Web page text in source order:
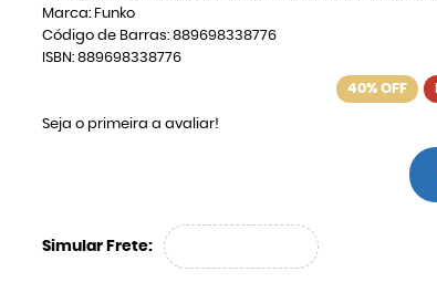
Marca: Funko
Código de Barras: 889698338776
ISBN: 889698338776
40% OFF
Seja o primeira a avaliar!
Simular Frete: